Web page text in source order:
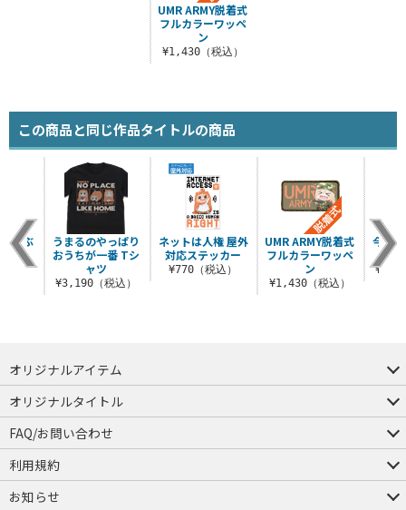
UMR ARMY脱着式
フルカラーワッペ
ン
¥1,430（税込）
この商品と同じ作品タイトルの商品
ネットは人権 屋外
対応ステッカー
¥770（税込）
UMR ARMY脱着式
フルカラーワッペ
ン
¥1,430（税込）
今日
ョル
かぶ
レ
込）
うまるのやっぱり
おうちが一番 Tシ
ャツ
¥3,190（税込）
オリジナルアイテム
つままれ
つかまれ
ピョコッテ
オリジナルタイトル
アイテムヤ
ミスカトニック大學購買部
FAQ/お問い合わせ
FAQ
お問い合わせ
利用規約
会員規約・ポイント規約
特定商取引法に関する表示
プライバシーポリシー
お知らせ